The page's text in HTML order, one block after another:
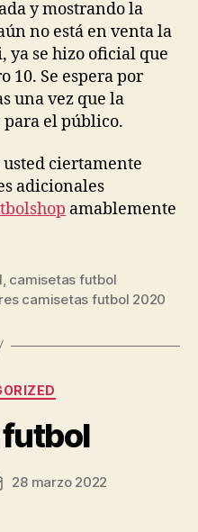
y mostrando la
no está en venta la
ya se hizo oficial que
10. Se espera por
una vez que la
para el público.
usted ciertamente
adicionales
amablemente
, camisetas futbol
camisetas futbol 2020
28 marzo 2022